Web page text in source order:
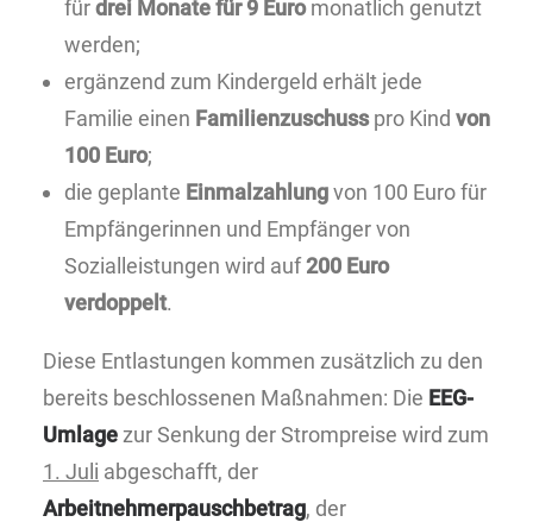
fürdrei Monate für 9 Euromonatlich genutzt
werden;
ergänzend zum Kindergeld erhält jede
Familie einen Familienzuschusspro Kind von
100 Euro;
die geplante Einmalzahlungvon 100 Euro für
Empfängerinnen und Empfänger von
Sozialleistungen wird auf200 Euro
verdoppelt.
Diese Entlastungen kommen zusätzlich zu den
bereits beschlossenen Maßnahmen: Die EEG-
Umlage zur Senkung der Strompreise wird zum
1. Juli abgeschafft, der
Arbeitnehmerpauschbetrag, der